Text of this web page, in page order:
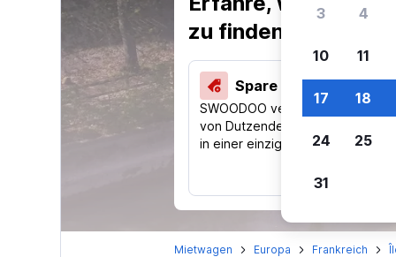
zu finden.
Spare 40 % und mehr
SWOODOO vergleicht Preise
von Dutzenden Reise-Websites
in einer einzigen Suche.
Mietwagen Europa Frankreich
3 4
10 11
17 18
24 25
31